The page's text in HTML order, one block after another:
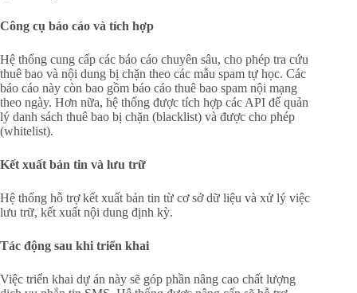
Công cụ báo cáo và tích hợp
Hệ thống cung cấp các báo cáo chuyên sâu, cho phép tra cứu
thuê bao và nội dung bị chặn theo các mẫu spam tự học. Các
báo cáo này còn bao gồm báo cáo thuê bao spam nội mạng
theo ngày. Hơn nữa, hệ thống được tích hợp các API để quản
lý danh sách thuê bao bị chặn (blacklist) và được cho phép
(whitelist).
Kết xuất bản tin và lưu trữ
Hệ thống hỗ trợ kết xuất bản tin từ cơ sở dữ liệu và xử lý việc
lưu trữ, kết xuất nội dung định kỳ.
Tác động sau khi triển khai
Việc triển khai dự án này sẽ góp phần nâng cao chất lượng